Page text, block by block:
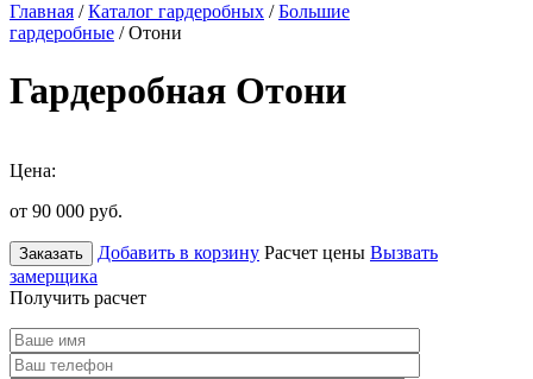
Главная /Каталог гардеробных /Большие
гардеробные / Отони
Гардеробная Отони
Цена:
от 90 000 руб.
Заказать Добавить в корзину Расчет цены Вызвать
замерщика
Получить расчет